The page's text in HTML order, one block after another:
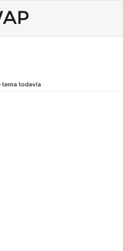
tema todavía